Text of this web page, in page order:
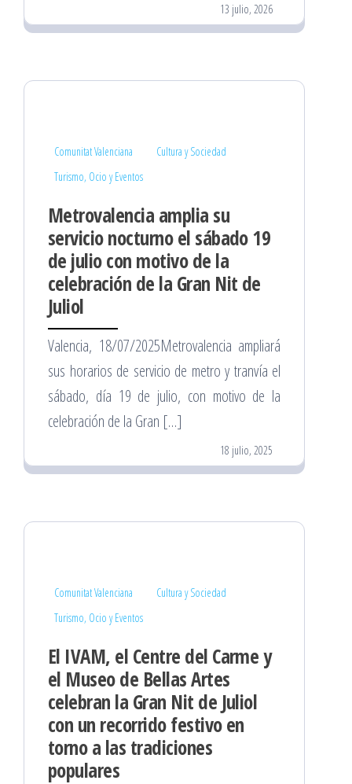
13 julio, 2026
Comunitat Valenciana
Cultura y Sociedad
Turismo, Ocio y Eventos
Metrovalencia amplia su
servicio nocturno el sábado 19
de julio con motivo de la
celebración de la Gran Nit de
Juliol
Valencia, 18/07/2025Metrovalencia ampliará
sus horarios de servicio de metro y tranvía el
sábado, día 19 de julio, con motivo de la
celebración de la Gran […]
18 julio, 2025
Comunitat Valenciana
Cultura y Sociedad
Turismo, Ocio y Eventos
El IVAM, el Centre del Carme y
el Museo de Bellas Artes
celebran la Gran Nit de Juliol
con un recorrido festivo en
torno a las tradiciones
populares